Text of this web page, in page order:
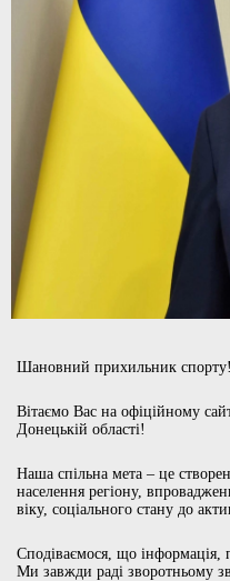
Шановний прихильник спорту!
Вітаємо Вас на офіційному
Донецькій області!
Наша спільна мета – це
населення регіону,
віку, соціального стану до
Сподіваємося, що інформація,
Ми завжди раді зворотньому